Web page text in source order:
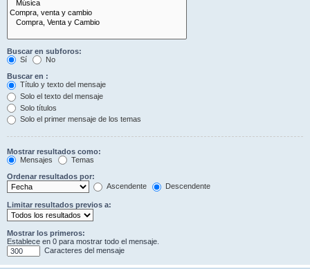
Buscar en subforos:
Sí
No
Buscar en :
Título y texto del mensaje
Solo el texto del mensaje
Solo títulos
Solo el primer mensaje de los temas
Mostrar resultados como:
Mensajes
Temas
Ordenar resultados por:
Ascendente
Descendente
Limitar resultados previos a:
Mostrar los primeros:
Establece en 0 para mostrar todo el mensaje.
Caracteres del mensaje